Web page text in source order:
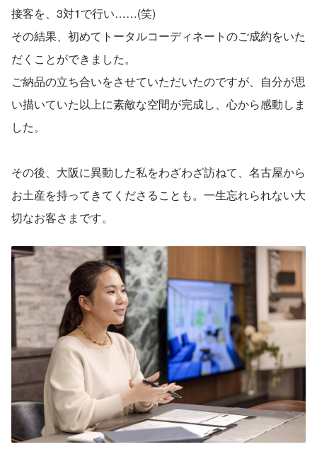
接客を、3対1で行い……(笑)
その結果、初めてトータルコーディネートのご成約をいた
だくことができました。
ご納品の立ち合いをさせていただいたのですが、自分が思
い描いていた以上に素敵な空間が完成し、心から感動しま
した。
その後、大阪に異動した私をわざわざ訪ねて、名古屋から
お土産を持ってきてくださることも。一生忘れられない大
切なお客さまです。